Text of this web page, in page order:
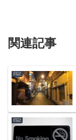
関連記事
日記
日記